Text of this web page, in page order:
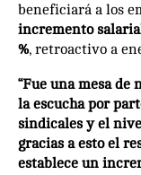
beneficiará a los
incremento
%, retroactivo a
“Fue una mesa
la escucha por
sindicales y el
gracias a esto el
establece un